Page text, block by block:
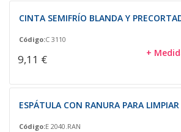
CINTA SEMIFRÍO BLANDA Y
Código:C 3110
9,11 € +
ESPÁTULA CON RANURA PARA
Código:E 2040.RAN